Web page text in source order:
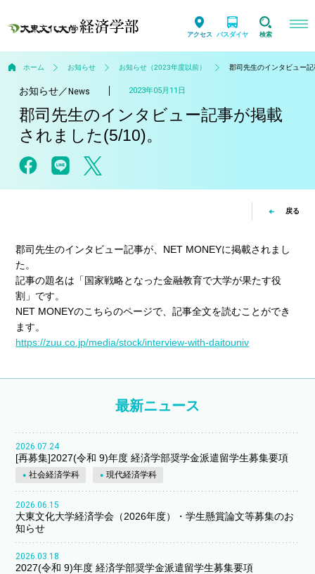
アクセス バスダイヤ 検索
ホーム お知らせ お知らせ（2023年度以前） 郡司先生のインタビュー
お知らせ／News 2023年05月11日
郡司先生のインタビュー記事が掲載
されました(5/10)。
戻る
郡司先生のインタビュー記事が、NET MONEYに掲載されまし
た。
記事の題名は「国家戦略となった金融教育で大学が果たす役
割」です。
NET MONEYのこちらのページで、記事全文を読むことができ
ます。
https://zuu.co.jp/media/stock/interview-with-daitouniv
最新ニュース
2026.07.24
[再募集]2027(令和 9)年度 経済学部奨学金派遣留学生募集要項
社会経済学科 現代経済学科
2026.06.15
大東文化大学経済学会（2026年度）・学生懸賞論文等募集のお
知らせ
2026.03.18
2027(令和 9)年度 経済学部奨学金派遣留学生募集要項